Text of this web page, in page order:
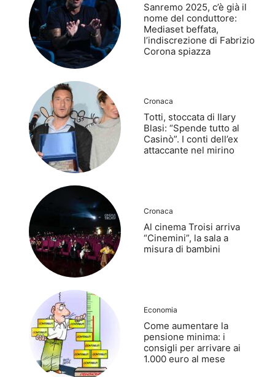
Sanremo 2025, c’è già il
nome del conduttore:
Mediaset beffata,
l’indiscrezione di Fabrizio
Corona spiazza
Cronaca
Totti, stoccata di Ilary
Blasi: “Spende tutto al
Casinò”. I conti dell’ex
attaccante nel mirino
Cronaca
Al cinema Troisi arriva
“Cinemini”, la sala a
misura di bambini
Economia
Come aumentare la
pensione minima: i
consigli per arrivare ai
1.000 euro al mese